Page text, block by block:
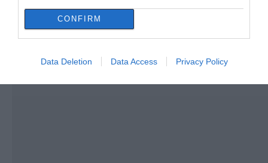
CONFIRM
Data Deletion Data Access Privacy Policy